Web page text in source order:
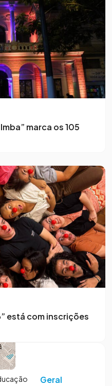
marca os 105
está com inscrições
Geral